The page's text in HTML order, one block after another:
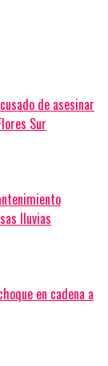
de asesinar
Sur
lluvias
en cadena a